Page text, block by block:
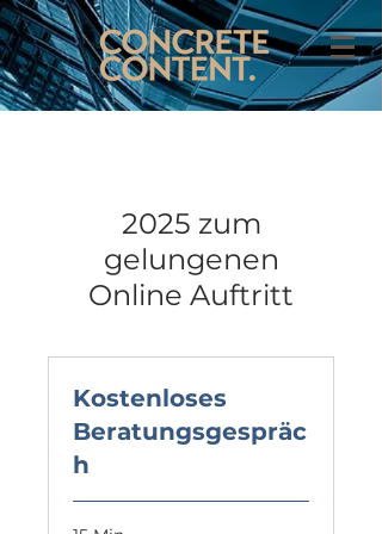
2025 zum
gelungenen
Online Auftritt
Kostenloses
Beratungsgespräc
h